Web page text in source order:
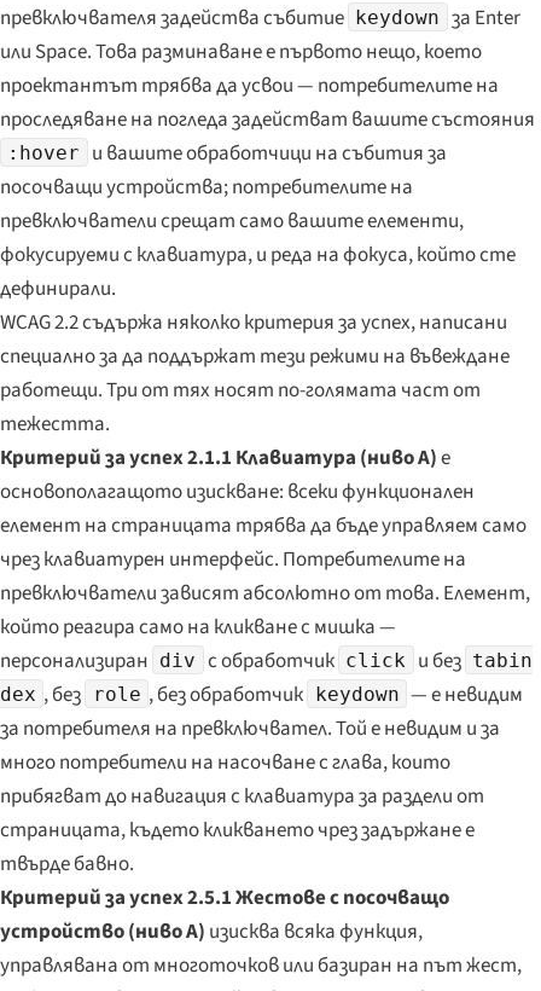
превключвателя задейства събитие keydown за Enter
или Space. Това разминаване е първото нещо, което
проектантът трябва да усвои — потребителите на
проследяване на погледа задействат вашите състояния
:hover
и вашите обработчици на събития за
посочващи устройства; потребителите на
превключватели срещат само вашите елементи,
фокусируеми с клавиатура, и реда на фокуса, който сте
дефинирали.
WCAG 2.2 съдържа няколко критерия за успех, написани
специално за да поддържат тези режими на въвеждане
работещи. Три от тях носят по-голямата част от
тежестта.
Критерий за успех 2.1.1 Клавиатура (ниво A)е
основополагащото изискване: всеки функционален
елемент на страницата трябва да бъде управляем само
чрез клавиатурен интерфейс. Потребителите на
превключватели зависят абсолютно от това. Елемент,
който реагира само на кликване с мишка —
персонализиран div с обработчик click и без tabin
dex , без role , без обработчик keydown — е невидим
за потребителя на превключвател. Той е невидим и за
много потребители на насочване с глава, които
прибягват до навигация с клавиатура за раздели от
страницата, където кликването чрез задържане е
твърде бавно.
Критерий за успех 2.5.1 Жестове с посочващо
устройство (ниво A) изисква всяка функция,
управлявана от многоточков или базиран на път жест,